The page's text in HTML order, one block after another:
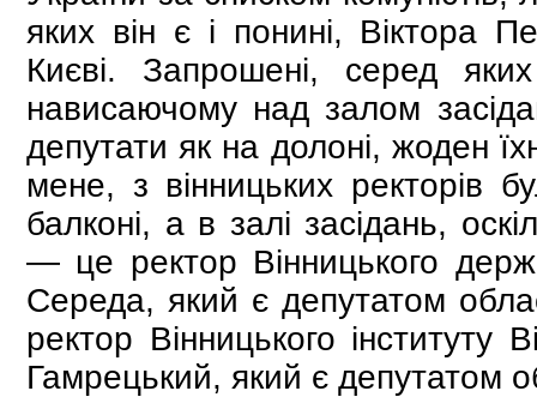
яких він є і понині, Віктора
Києві. Запрошені, серед
нависаючому над залом
депутати як на долоні, жоден
мене, з вінницьких ректорів
балконі, а в залі засідань,
— це ректор Вінницького
Середа, який є депутатом
ректор Вінницького інституту
Гамрецький, який є депутатом